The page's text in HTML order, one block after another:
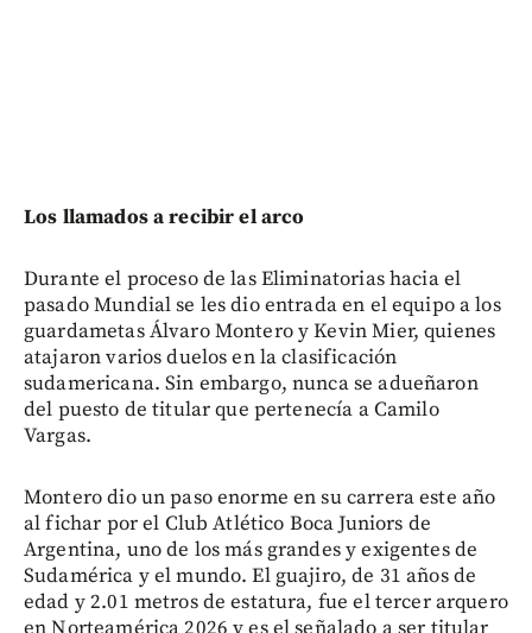
Los llamados a recibir el arco
Durante el proceso de las Eliminatorias hacia el
pasado Mundial se les dio entrada en el equipo a los
guardametas Álvaro Montero y Kevin Mier, quienes
atajaron varios duelos en la clasificación
sudamericana. Sin embargo, nunca se adueñaron
del puesto de titular que pertenecía a Camilo
Vargas.
Montero dio un paso enorme en su carrera este año
al fichar por el Club Atlético Boca Juniors de
Argentina, uno de los más grandes y exigentes de
Sudamérica y el mundo. El guajiro, de 31 años de
edad y 2.01 metros de estatura, fue el tercer arquero